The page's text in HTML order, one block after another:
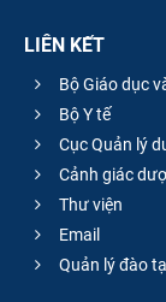
LIÊN KẾT
Bộ Giáo dục
Bộ Y tế
Cục Quản lý
Cảnh giác
Thư viện
Email
Quản lý đào